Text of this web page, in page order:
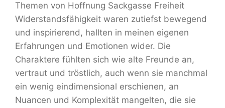
Themen von Hoffnung Sackgasse Freiheit
Widerstandsfähigkeit waren zutiefst bewegend
und inspirierend, hallten in meinen eigenen
Erfahrungen und Emotionen wider. Die
Charaktere fühlten sich wie alte Freunde an,
vertraut und tröstlich, auch wenn sie manchmal
ein wenig eindimensional erschienen, an
Nuancen und Komplexität mangelten, die sie